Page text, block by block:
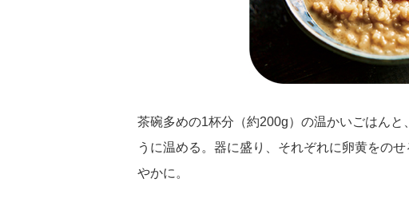
茶碗多めの1杯分（約200g）の温かいごはん
うに温める。器に盛り、それぞれに卵黄をの
やかに。